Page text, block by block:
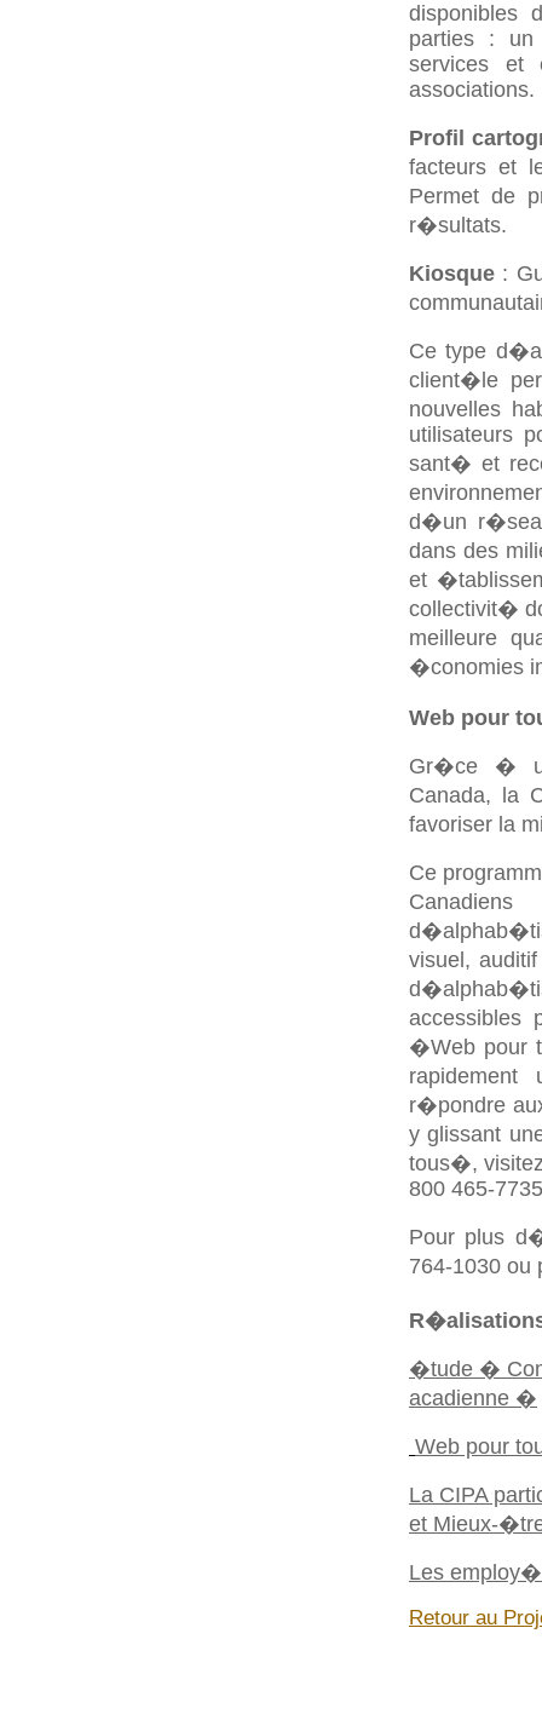
disponibles
parties : un
services et
associations.
Profil
facteurs et
Permet de
r�sultats.
Kiosque :
Ce type
client�le
nouvelles
utilisateurs
sant� et
d�un
dans des
et
collectivit�
meilleure
�conomies
Web pour
Gr�ce �
Canada, la
favoriser la
Ce
visuel,
�Web pour
r�pondre
y glissant
tous�,
800 465-
Pour plus
764-1030
�tude �
acadienne �
Web pour
La CIPA
et Mieux-�
Les
Retour au